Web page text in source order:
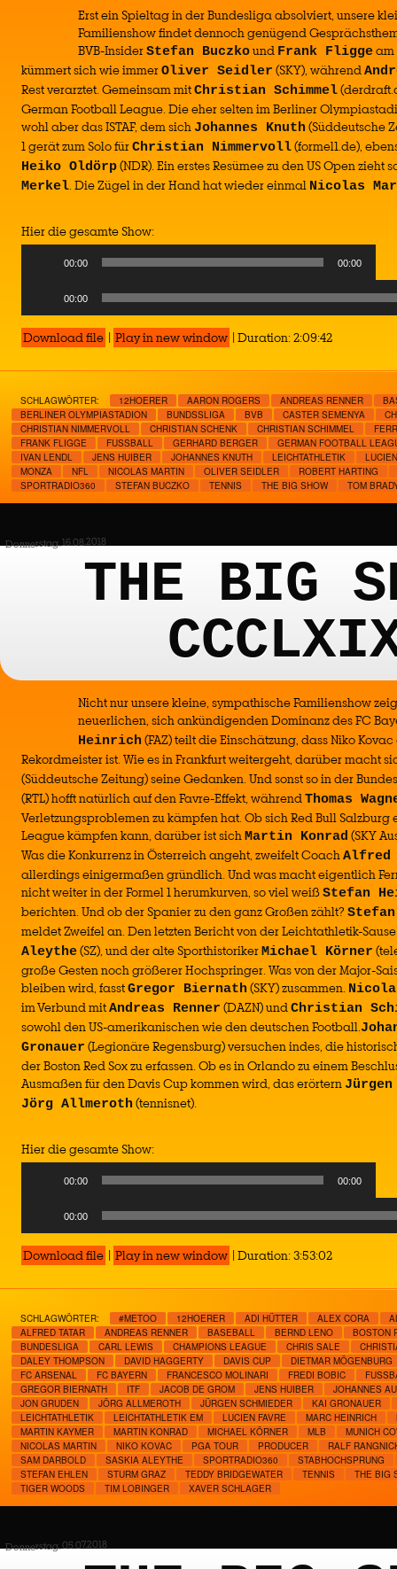
Erst ein Spieltag in der Bundesliga absolviert, unsere
Familienshow findet dennoch genügend
BVB-InsiderStefan Buczkound Frank Fliggeam
kümmert sich wie immerOliver Seidler (SKY), während
Rest verarztet. Gemeinsam mitChristian Schimmel
German Football League. Die eher selten im Berliner
wohl aber das ISTAF, dem sichJohannes Knuth (Süddeutsche
1 gerät zum Solo fürChristian Nimmervoll(formel1.de),
Heiko Oldörp(NDR). Ein erstes Resümee zu den US Open
Merkel. Die Zügel in der Hand hat wieder einmal Nicolas
Hier die gesamte Show:
00:00 00:00
00:00
Download file | Play in new window | Duration: 2:09:42
SCHLAGWÖRTER: 12HOERER AARON ROGERS ANDREAS RENNER
BERLINER OLYMPIASTADION
BUNDSSLIGA BVB CASTER SEMENYA
CHRISTIAN NIMMERVOLL
CHRISTIAN SCHENK CHRISTIAN SCHIMMEL
FRANK FLIGGE
FUSSBALL GERHARD BERGER
GERMAN FOOTBALL
IVAN LENDL
JENS HUIBER JOHANNES KNUTH LEICHTATHLETIK
MONZA
NFL NICOLAS MARTIN OLIVER SEIDLER
ROBERT HARTING
SPORTRADIO360
STEFAN BUCZKO TENNIS THE BIG SHOW TOM
Donnerstag, 16.08.2018
THE BIG
Nicht nur unsere kleine, sympathische Familienshow
neuerlichen, sich ankündigenden Dominanz des FC
Heinrich (FAZ) teilt die Einschätzung, dass Niko
Rekordmeister ist. Wie es in Frankfurt weitergeht, darüber macht
(Süddeutsche Zeitung) seine Gedanken. Und sonst so in der
(RTL) hofft natürlich auf den Favre-Effekt, währendThomas
Verletzungsproblemen zu kämpfen hat. Ob sich Red Bull
League kämpfen kann, darüber ist sichMartin Konrad (SKY
Was die Konkurrenz in Österreich angeht, zweifelt CoachAlfred
allerdings einigermaßen gründlich. Und was macht eigentlich
nicht weiter in der Formel 1 herumkurven, so viel weißStefan
berichten. Und ob der Spanier zu den ganz Großen zählt?
meldet Zweifel an. Den letzten Bericht von der Leichtathletik-
Aleythe(SZ), und der alte SporthistorikerMichael Körner
große Gesten noch größerer Hochspringer. Was von der Major-
bleiben wird, fasstGregor Biernath (SKY) zusammen.
im Verbund mitAndreas Renner (DAZN) undChristian
sowohl den US-amerikanischen wie den deutschen Football.
Gronauer (Legionäre Regensburg) versuchen indes, die
der Boston Red Sox zu erfassen. Ob es in Orlando zu einem
Ausmaßen für den Davis Cup kommen wird, das erörternJürgen
Jörg Allmeroth (tennisnet).
Hier die gesamte Show:
00:00 00:00
00:00
Download file | Play in new window | Duration: 3:53:02
SCHLAGWÖRTER: #METOO 12HOERER ADI HÜTTER ALEX CORA
ALFRED TATAR
ANDREAS RENNER BASEBALL BERND LENO
BOSTON
BUNDESLIGA
CARL LEWIS CHAMPIONS LEAGUE CHRIS SALE
DALEY THOMPSON
DAVID HAGGERTY DAVIS CUP
DIETMAR MÖGENBURG
FC ARSENAL
FC BAYERN FRANCESCO MOLINARI FREDI BOBIC
GREGOR BIERNATH
ITF JACOB DE GROM JENS HUIBER
JOHANNES
JON GRUDEN
JÖRG ALLMEROTH JÜRGEN SCHMIEDER
KAI GRONAUER
LEICHTATHLETIK
LEICHTATHLETIK EM LUCIEN FAVRE MARC HEINRICH
MARTIN KAYMER
MARTIN KONRAD MICHAEL KÖRNER MLB
MUNICH
NICOLAS MARTIN
NIKO KOVAC PGA TOUR PRODUCER
RALF
SAM DARBOLD
SASKIA ALEYTHE SPORTRADIO360
STABHOCHSPRUNG
STEFAN EHLEN
STURM GRAZ TEDDY BRIDGEWATER TENNIS
THE BIG
TIGER WOODS
TIM LOBINGER XAVER SCHLAGER
Donnerstag, 05.07.2018